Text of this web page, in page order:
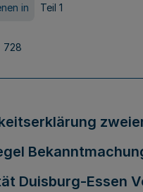
in Teil 1
728
Duisburg-Essen